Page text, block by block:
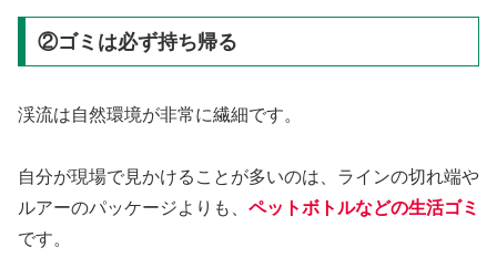
②ゴミは必ず持ち帰る
渓流は自然環境が非常に繊細です。
自分が現場で見かけることが多いのは、ラインの切れ端や
ルアーのパッケージよりも、 ペットボトルなどの生活ゴミ
です。